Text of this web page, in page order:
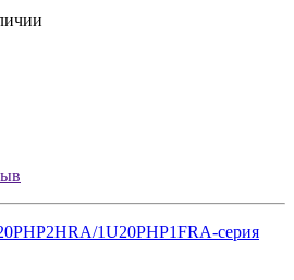
1U20PHP1FRA-серия